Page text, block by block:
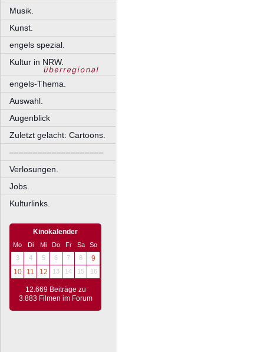
Musik.
Kunst.
engels spezial.
Kultur in NRW.
engels-Thema.
Auswahl.
Augenblick
Zuletzt gelacht: Cartoons.
––––––––––––––––––––
Verlosungen.
Jobs.
Kulturlinks.
Kinokalender
Mo Di Mi Do Fr Sa
So
3
4 5 6 7 8
9
10
11 12 13 14 15 16
12.669 Beiträge zu
3.883 Filmen im Forum